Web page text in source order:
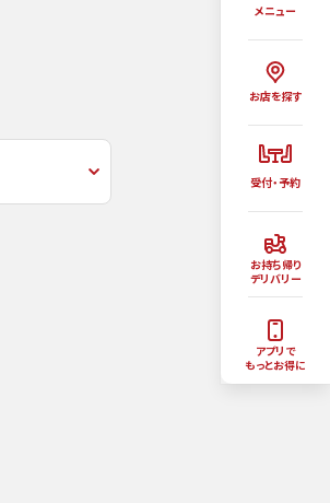
メニュー
お店を探す
受付・予約
お持ち帰り
デリバリー
アプリで
もっとお得に